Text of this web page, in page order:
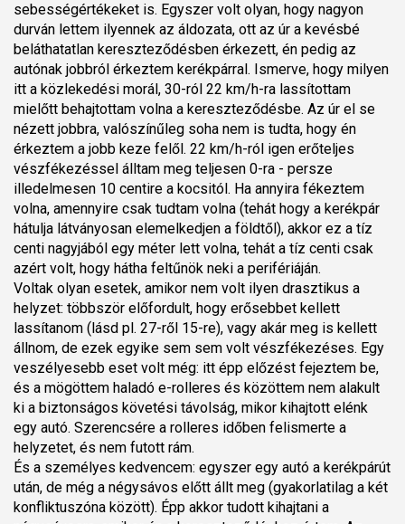
sebességértékeket is. Egyszer volt olyan, hogy nagyon
durván lettem ilyennek az áldozata, ott az úr a kevésbé
beláthatatlan kereszteződésben érkezett, én pedig az
autónak jobbról érkeztem kerékpárral. Ismerve, hogy milyen
itt a közlekedési morál, 30-ról 22 km/h-ra lassítottam
mielőtt behajtottam volna a kereszteződésbe. Az úr el se
nézett jobbra, valószínűleg soha nem is tudta, hogy én
érkeztem a jobb keze felől. 22 km/h-ról igen erőteljes
vészfékezéssel álltam meg teljesen 0-ra - persze
illedelmesen 10 centire a kocsitól. Ha annyira fékeztem
volna, amennyire csak tudtam volna (tehát hogy a kerékpár
hátulja látványosan elemelkedjen a földtől), akkor ez a tíz
centi nagyjából egy méter lett volna, tehát a tíz centi csak
azért volt, hogy hátha feltűnök neki a perifériáján.
Voltak olyan esetek, amikor nem volt ilyen drasztikus a
helyzet: többször előfordult, hogy erősebbet kellett
lassítanom (lásd pl. 27-ről 15-re), vagy akár meg is kellett
állnom, de ezek egyike sem sem volt vészfékezéses. Egy
veszélyesebb eset volt még: itt épp előzést fejeztem be,
és a mögöttem haladó e-rolleres és közöttem nem alakult
ki a biztonságos követési távolság, mikor kihajtott elénk
egy autó. Szerencsére a rolleres időben felismerte a
helyzetet, és nem futott rám.
És a személyes kedvencem: egyszer egy autó a kerékpárút
után, de még a négysávos előtt állt meg (gyakorlatilag a két
konfliktuszóna között). Épp akkor tudott kihajtani a